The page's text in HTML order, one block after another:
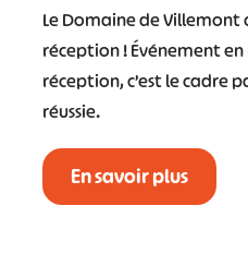
Le Domaine de Villemont
réception ! Événement
réception, c’est le cadre
réussie.
En savoir plus